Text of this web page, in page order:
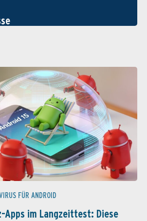
FÜR ANDROID
Apps im Langzeittest: Diese